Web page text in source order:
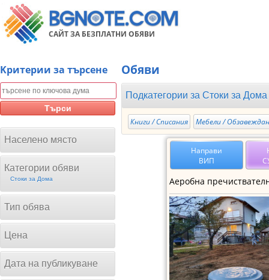
САЙТ ЗА БЕЗПЛАТНИ ОБЯВИ
Kритерии за търсене
Търси
Населено място
Категории обяви
Стоки за Дома
Тип обява
Цена
Дата на публикуване
Обяви
Подкатегории за Стоки за Дома
Книги / Списания Мебели /
Направи
ВИП